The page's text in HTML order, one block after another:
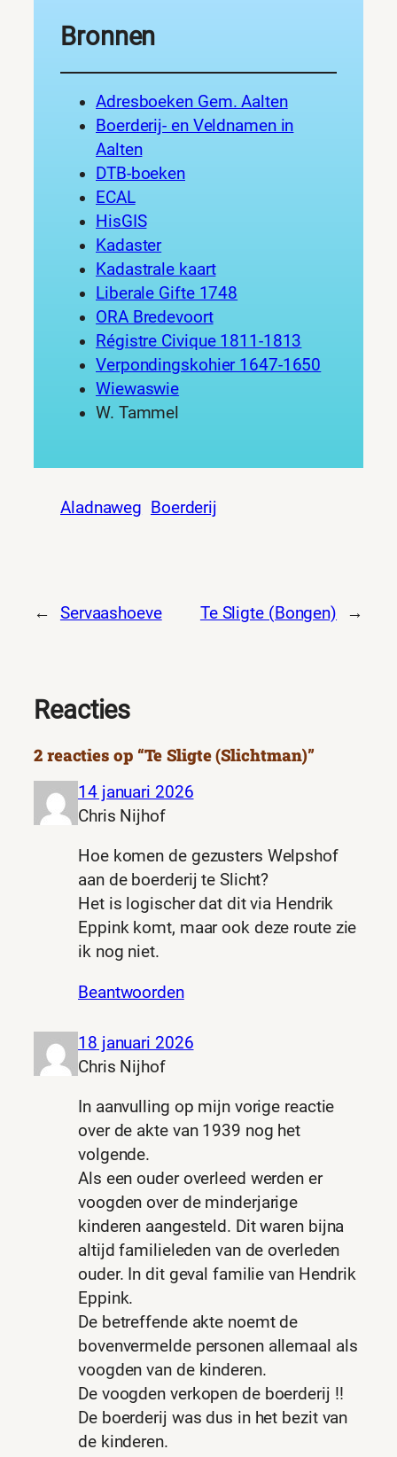
Bronnen
Adresboeken Gem. Aalten
Boerderij- en Veldnamen in
Aalten
DTB-boeken
ECAL
HisGIS
Kadaster
Kadastrale kaart
Liberale Gifte 1748
ORA Bredevoort
Régistre Civique 1811-1813
Verpondingskohier 1647-1650
Wiewaswie
W. Tammel
Aladnaweg Boerderij
← Servaashoeve Te Sligte (Bongen) →
Reacties
2 reacties op “Te Sligte (Slichtman)”
14 januari 2026
Chris Nijhof
Hoe komen de gezusters Welpshof
aan de boerderij te Slicht?
Het is logischer dat dit via Hendrik
Eppink komt, maar ook deze route zie
ik nog niet.
Beantwoorden
18 januari 2026
Chris Nijhof
In aanvulling op mijn vorige reactie
over de akte van 1939 nog het
volgende.
Als een ouder overleed werden er
voogden over de minderjarige
kinderen aangesteld. Dit waren bijna
altijd familieleden van de overleden
ouder. In dit geval familie van Hendrik
Eppink.
De betreffende akte noemt de
bovenvermelde personen allemaal als
voogden van de kinderen.
De voogden verkopen de boerderij !!
De boerderij was dus in het bezit van
de kinderen.